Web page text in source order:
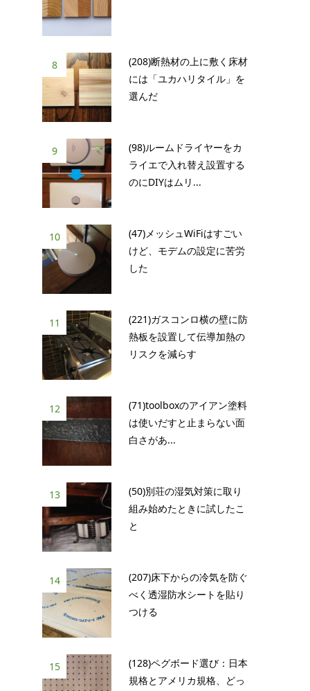
8
(208)断熱材の上に敷く床材
には「ユカハリタイル」を
選んだ
9
(98)ルームドライヤーをカ
ライエで入れ替え設置する
のにDIYはムリ...
10
(47)メッシュWiFiはすごい
けど、モデムの設定に苦労
した
11
(221)ガスコンロ横の壁に防
熱板を設置して伝導加熱の
リスクを減らす
12
(71)toolboxのアイアン塗料
は使いだすと止まらない面
白さがあ...
13
(50)別荘の湿気対策に取り
組み始めたときに試したこ
と
14
(207)床下からの冷気を防ぐ
べく透湿防水シートを貼り
つける
15
(128)ペグボード選び：日本
規格とアメリカ規格、どっ